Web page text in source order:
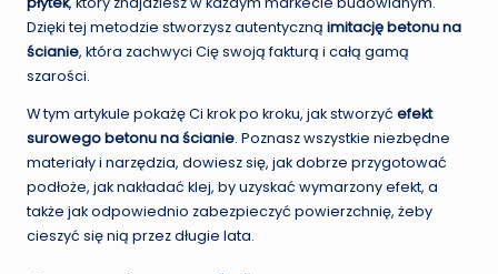
Dzięki tej metodzie stworzysz autentyczną imitację betonu na
ścianie, która zachwyci Cię swoją fakturą i całą gamą
szarości.
W tym artykule pokażę Ci krok po kroku, jak stworzyć efekt
surowego betonu na ścianie. Poznasz wszystkie niezbędne
materiały i narzędzia, dowiesz się, jak dobrze przygotować
podłoże, jak nakładać klej, by uzyskać wymarzony efekt, a
także jak odpowiednio zabezpieczyć powierzchnię, żeby
cieszyć się nią przez długie lata.